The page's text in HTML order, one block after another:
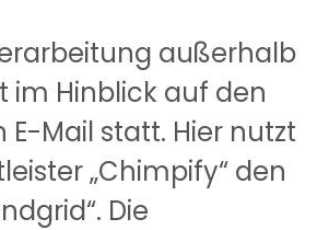
außerhalb
im Hinblick auf den
E-Mail statt. Hier nutzt
„Chimpify“ den
Die